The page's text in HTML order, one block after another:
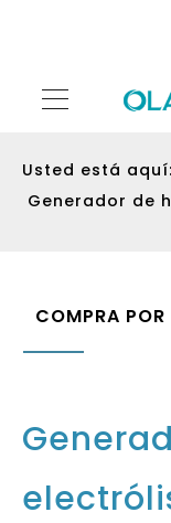
Usted está aquí:
Generador de
COMPRA